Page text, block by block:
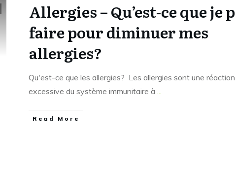
Allergies – Qu’est-ce que je
faire pour diminuer mes
allergies?
Qu'est-ce que les allergies? Les allergies sont une réaction
excessive du système immunitaire à ...
Read More